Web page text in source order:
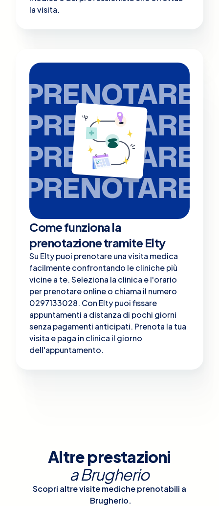
la visita.
PRENOTARE
PRENOTARE
PRENOTARE
PRENOTARE
Come funziona la
prenotazione tramite Elty
Su Elty puoi prenotare una visita medica
facilmente confrontando le cliniche più
vicine a te. Seleziona la clinica e l'orario
per prenotare online o chiama il numero
0297133028. Con Elty puoi fissare
appuntamenti a distanza di pochi giorni
senza pagamenti anticipati. Prenota la tua
visita e paga in clinica il giorno
dell'appuntamento.
Altre prestazioni
aBrugherio
Scopri altre visite mediche prenotabili a
Brugherio.